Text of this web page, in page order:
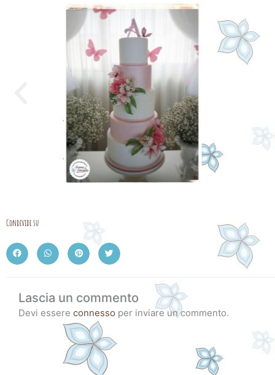
Condividi su
Lascia un commento
Devi essere connesso per inviare un commento.